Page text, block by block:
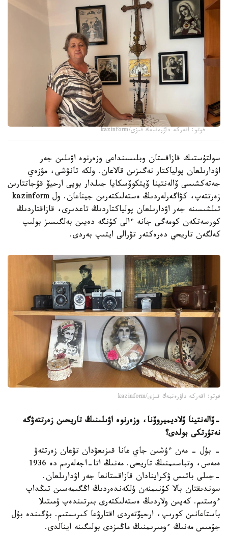
فوتو: اقەركە داۋرەنبەك قىزى/kazinform
سولتۇستىك قازاقستان وبلىسىنداعى وزەرنوە اۋىلىن جەر
اۋدارىلعان پولياكتار نەگىزىن قالاعان. ولكە تانۋشى، مۋزەي
جەتەكشىسى ۆالەنتينا ۆيتكوۆسكايا جىلدار بويى ارحيۆ قۇجاتتارىن
زەرتتەپ، كۋاگەرلەردىڭ ەستەلىكتەرىن جيناعان. ول kazinform
تىلشىسىنە جەر اۋدارىلعان پولياكتاردىڭ تاعدىرى، قازاقتاردىڭ
كورسەتكەن كومەگى جانە ءالى كۇنگە دەيىن بەلگىسىز بولىپ
كەلگەن تاريحي دەرەكتەر تۋرالى ايتىپ بەردى.
فوتو: اقەركە داۋرەنبەك قىزى/kazinform
-ۆالەنتينا ۆلاديميروۆنا، وزەرنوە اۋىلىنىڭ تاريحىن زەرتتەۋگە
نەتۇرتكى بولدى؟
- بۇل - مەن ءۇشىن جاي عانا قىزىعۋدان تۋعان زەرتتەۋ
ەمەس، وتباسىمنىڭ تاريحى. مەنىڭ اتا-اجەلەرىم دە 1936
-جىلى باتىس ۋكراينادان قازاقستانعا جەر اۋدارىلعان.
سوندىقتان بالا كۇنىمنەن ۇلكەندەردىڭ اڭگىمەسىن تىڭداپ
ءوستىم. كەيىن ولاردىڭ ەستەلىكتەرى بىرتىندەپ ۇمىتىلا
باستاعانىن كورىپ، ارحيۆتەردى اقتارۋعا كىرىستىم. بۇگىندە بۇل
جۇمىس مەنىڭ ءومىرىمنىڭ ماڭىزدى بولىگىنە اينالدى.